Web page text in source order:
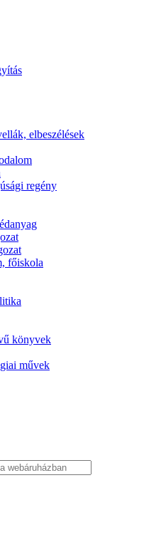
elbeszélések
regény
főiskola
könyvek
művek